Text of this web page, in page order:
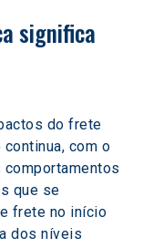
significa
do frete
continua, com o
que se
frete no início
dos níveis